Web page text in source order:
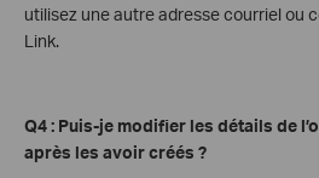
utilisez une autre adresse courriel ou
Link.
Q4 : Puis-je modifier les détails de
après les avoir créés ?